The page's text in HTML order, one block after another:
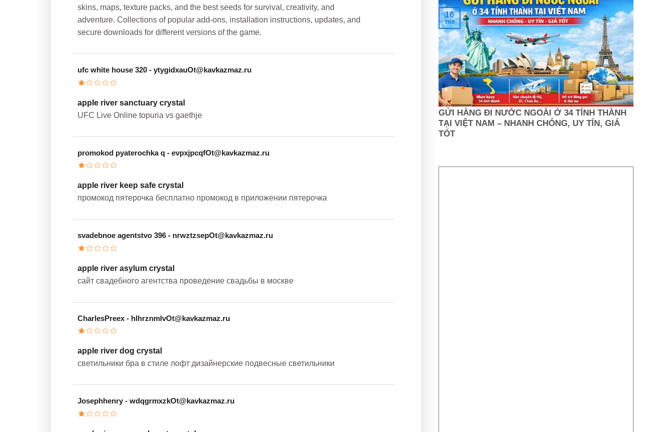
skins, maps, texture packs, and the best seeds for survival, creativity, and
adventure. Collections of popular add-ons, installation instructions, updates, and
secure downloads for different versions of the game.
ufc white house 320 - ytygidxauOt@kavkazmaz.ru
apple river sanctuary crystal
UFC Live Online topuria vs gaethje
promokod pyaterochka q - evpxjpcqfOt@kavkazmaz.ru
apple river keep safe crystal
промокод пятерочка бесплатно промокод в приложении пятерочка
svadebnoe agentstvo 396 - nrwztzsepOt@kavkazmaz.ru
apple river asylum crystal
сайт свадебного агентства проведение свадьбы в москве
CharlesPreex - hlhrznmlvOt@kavkazmaz.ru
apple river dog crystal
светильники бра в стиле лофт дизайнерские подвесные светильники
Josephhenry - wdqgrmxzkOt@kavkazmaz.ru
GỬI HÀNG ĐI NƯỚC NGOÀI Ở 34 TỈNH THÀNH
TẠI VIỆT NAM – NHANH CHÓNG, UY TÍN, GIÁ
TỐT
16
Th9